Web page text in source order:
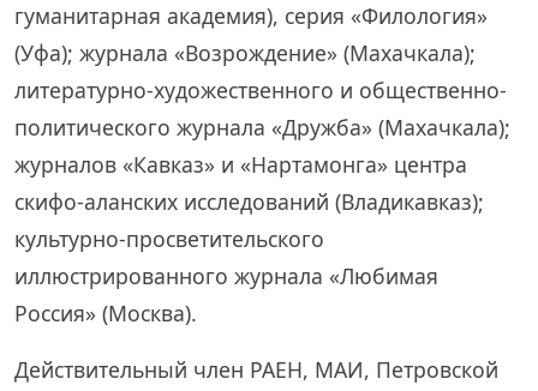
гуманитарная академия), серия «Филология»
(Уфа); журнала «Возрождение» (Махачкала);
литературно-художественного и общественно-
политического журнала «Дружба» (Махачкала);
журналов «Кавказ» и «Нартамонга» центра
скифо-аланских исследований (Владикавказ);
культурно-просветительского
иллюстрированного журнала «Любимая
Россия» (Москва).
Действительный член РАЕН, МАИ, Петровской